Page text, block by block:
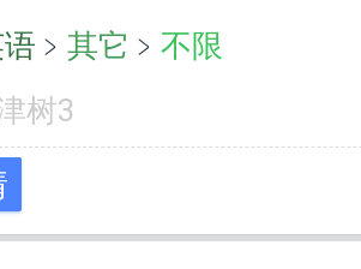
﹥ 其它 ﹥ 不限
树3